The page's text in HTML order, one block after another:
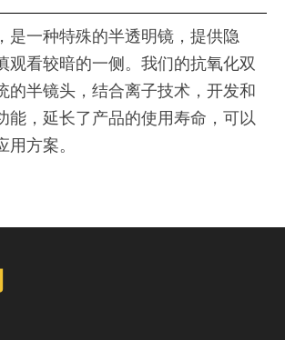
是一种特殊的半透明镜，提供隐
观看较暗的一侧。我们的抗氧化双
的半镜头，结合离子技术，开发和
能，延长了产品的使用寿命，可以
方案。